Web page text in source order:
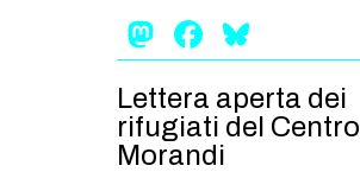
Mastodon
Facebook
Lettera aperta dei
rifugiati del Centro
Morandi